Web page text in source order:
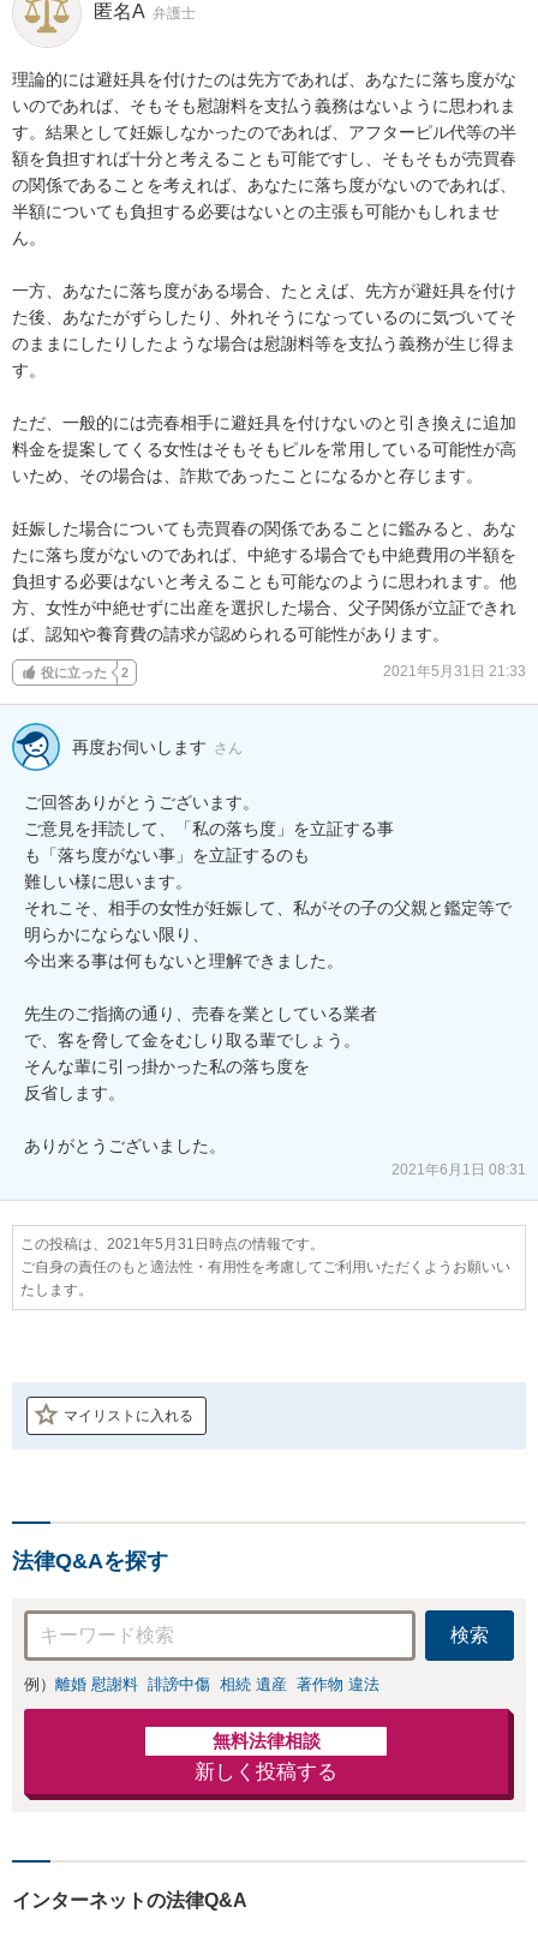
匿名A 弁護士
理論的には避妊具を付けたのは先方であれば、あなたに落ち度がな
いのであれば、そもそも慰謝料を支払う義務はないように思われま
す。結果として妊娠しなかったのであれば、アフターピル代等の半
額を負担すれば十分と考えることも可能ですし、そもそもが売買春
の関係であることを考えれば、あなたに落ち度がないのであれば、
半額についても負担する必要はないとの主張も可能かもしれませ
ん。
一方、あなたに落ち度がある場合、たとえば、先方が避妊具を付け
た後、あなたがずらしたり、外れそうになっているのに気づいてそ
のままにしたりしたような場合は慰謝料等を支払う義務が生じ得ま
す。
ただ、一般的には売春相手に避妊具を付けないのと引き換えに追加
料金を提案してくる女性はそもそもピルを常用している可能性が高
いため、その場合は、詐欺であったことになるかと存じます。
妊娠した場合についても売買春の関係であることに鑑みると、あな
たに落ち度がないのであれば、中絶する場合でも中絶費用の半額を
負担する必要はないと考えることも可能なのように思われます。他
方、女性が中絶せずに出産を選択した場合、父子関係が立証できれ
ば、認知や養育費の請求が認められる可能性があります。
役に立った 2 2021年5月31日 21:33
再度お伺いします さん
ご回答ありがとうございます。
ご意見を拝読して、「私の落ち度」を立証する事
も「落ち度がない事」を立証するのも
難しい様に思います。
それこそ、相手の女性が妊娠して、私がその子の父親と鑑定等で
明らかにならない限り、
今出来る事は何もないと理解できました。
先生のご指摘の通り、売春を業としている業者
で、客を脅して金をむしり取る輩でしょう。
そんな輩に引っ掛かった私の落ち度を
反省します。
2021年6月1日 08:31
この投稿は、2021年5月31日時点の情報です。
ご自身の責任のもと適法性・有用性を考慮してご利用いただくようお願いい
たします。
マイリストに入れる
法律Q&Aを探す
検索
例） 離婚 慰謝料 誹謗中傷 相続 遺産 著作物 違法
無料法律相談
新しく投稿する
インターネットの法律Q&A